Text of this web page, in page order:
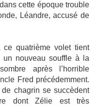
cette époque trouble
Léandre, accusé de
ce quatrième volet tient
un nouveau souffle à la
après l’horrible
Fred précédemment.
de chagrin se succèdent
dont Zélie est très